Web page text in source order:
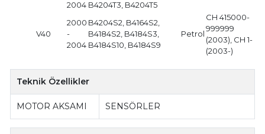
2004 B4204T3, B4204T5
V40
2000
-
2004
B4204S2, B4164S2,
B4184S2, B4184S3,
B4184S10, B4184S9
Petrol
CH 415000-
999999
(2003), CH 1-
(2003-)
Teknik Özellikler
MOTOR AKSAMI SENSÖRLER